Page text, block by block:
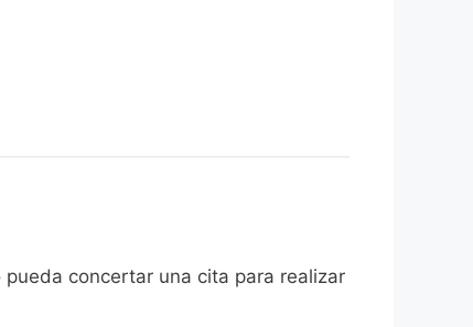
concertar una cita para realizar